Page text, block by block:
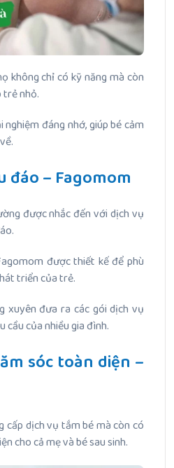
không chỉ có kỹ năng mà còn
trẻ nhỏ.
đáng nhớ, giúp bé cảm
đáo – Fagomom
được nhắc đến với dịch vụ
được thiết kế để phù
triển của trẻ.
xuyên đưa ra các gói dịch vụ
cầu của nhiều gia đình.
sóc toàn diện –
cấp dịch vụ tắm bé mà còn có
cho cả mẹ và bé sau sinh.